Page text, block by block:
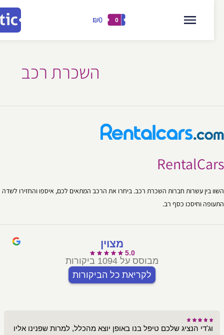
0
₪0
השכרת רכב
בין עשרות חברות השכרת רכב. ביחרו את הרכב המתאים לכם, איספו והחזירו לשדה
וחיסכו כסף רב.
מצוין
מבוסס על 1094 ביקורות
לקריאת כל הביקורות
וג'די הנציג שלכם טיפל בנו באופן יוצא מהכלל, למרות שפנינו אליו